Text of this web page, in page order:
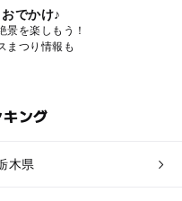
でかけ♪
景を楽しもう！
まつり情報も
ング
木県